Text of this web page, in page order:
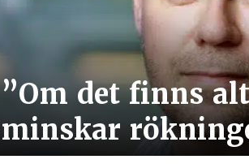
”Om det finns
minskar